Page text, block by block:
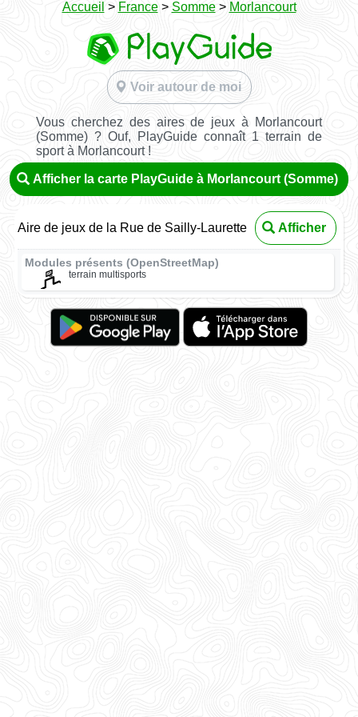
Accueil > France> Somme> Morlancourt
Voir autour de moi
Vous cherchez des aires de jeux à Morlancourt
(Somme) ? Ouf, PlayGuide connaît 1 terrain de
sport à Morlancourt !
Afficher la carte PlayGuide à Morlancourt (Somme)
Aire de jeux de la Rue de Sailly-Laurette Afficher
Modules présents (OpenStreetMap)
terrain multisports